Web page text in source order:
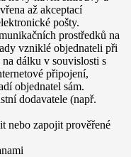
až akceptací
pošty.
prostředků na
vzniklé objednateli při
dálku v souvislosti s
připojení,
objednatel sám.
dodavatele (např.
nebo zapojit prověřené